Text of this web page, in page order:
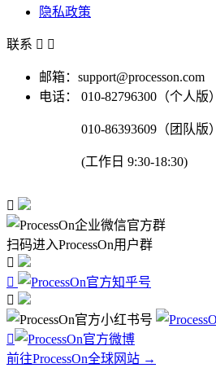
隐私政策
联系  
邮箱：support@processon.com
电话：
010-82796300（个人版）
010-86393609（团队版）
(工作日 9:30-18:30)

扫码进入ProcessOn用户群




前往ProcessOn全球网站 →